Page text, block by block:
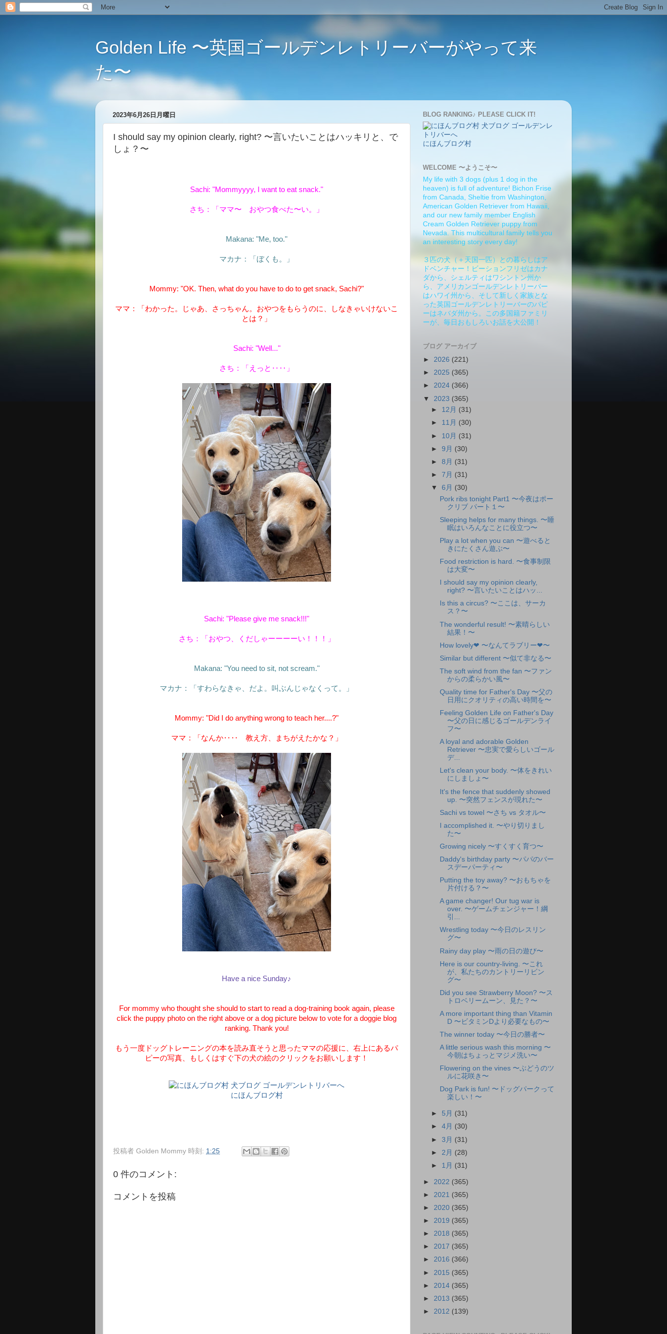
Golden Life 〜英国ゴールデンレトリーバーがやって来
た〜
2023年6月26日月曜日
I should say my opinion clearly, right? 〜言いたいことはハッキリと、で
しょ？〜
Sachi: "Mommyyyy, I want to eat snack."
さち：「ママ〜 おやつ食べた〜い。」
Makana: "Me, too."
マカナ：「ぼくも。」
Mommy: "OK. Then, what do you have to do to get snack, Sachi?"
ママ：「わかった。じゃあ、さっちゃん。おやつをもらうのに、しなきゃいけないこ
とは？」
Sachi: "Well..."
さち：「えっと‥‥」
Sachi: "Please give me snack!!!"
さち：「おやつ、くだしゃーーーーい！！！」
Makana: "You need to sit, not scream."
マカナ：「すわらなきゃ、だよ。叫ぶんじゃなくって。」
Mommy: "Did I do anything wrong to teach her....?"
ママ：「なんか‥‥ 教え方、まちがえたかな？」
Have a nice Sunday♪
For mommy who thought she should to start to read a dog-training book again, please
click the puppy photo on the right above or a dog picture below to vote for a doggie blog
ranking. Thank you!
もう一度ドッグトレーニングの本を読み直そうと思ったママの応援に、右上にあるパ
ピーの写真、もしくはすぐ下の犬の絵のクリックをお願いします！
にほんブログ村
投稿者 Golden Mommy 時刻: 1:25
0 件のコメント:
コメントを投稿
BLOG RANKING♪ PLEASE CLICK IT!
にほんブログ村
WELCOME 〜ようこそ〜
My life with 3 dogs (plus 1 dog in the
heaven) is full of adventure! Bichon Frise
from Canada, Sheltie from Washington,
American Golden Retriever from Hawaii,
and our new family member English
Cream Golden Retriever puppy from
Nevada. This multicultural family tells you
an interesting story every day!
３匹の犬（＋天国一匹）との暮らしはア
ドベンチャー！ビーションフリゼはカナ
ダから、シェルティはワシントン州か
ら、アメリカンゴールデンレトリーバー
はハワイ州から、そして新しく家族とな
った英国ゴールデンレトリーバーのパピ
ーはネバダ州から。この多国籍ファミリ
ーが、毎日おもしろいお話を大公開！
ブログ アーカイブ
► 2026 (221)
► 2025 (365)
► 2024 (366)
▼ 2023 (365)
► 12月 (31)
► 11月 (30)
► 10月 (31)
►9月 (30)
►8月 (31)
►7月 (31)
▼6月 (30)
Pork ribs tonight Part1 〜今夜はポー
クリブ パート１〜
Sleeping helps for many things. 〜睡
眠はいろんなことに役立つ〜
Play a lot when you can 〜遊べると
きにたくさん遊ぶ〜
Food restriction is hard. 〜食事制限
は大変〜
I should say my opinion clearly,
right? 〜言いたいことはハッ...
Is this a circus? 〜ここは、サーカ
ス？〜
The wonderful result! 〜素晴らしい
結果！〜
How lovely❤︎ 〜なんてラブリー❤︎〜
Similar but different 〜似て非なる〜
The soft wind from the fan 〜ファン
からの柔らかい風〜
Quality time for Father's Day 〜父の
日用にクオリティの高い時間を〜
Feeling Golden Life on Father's Day
〜父の日に感じるゴールデンライ
フ〜
A loyal and adorable Golden
Retriever 〜忠実で愛らしいゴール
デ...
Let's clean your body. 〜体をきれい
にしましょ〜
It's the fence that suddenly showed
up. 〜突然フェンスが現れた〜
Sachi vs towel 〜さち vs タオル〜
I accomplished it. 〜やり切りまし
た〜
Growing nicely 〜すくすく育つ〜
Daddy's birthday party 〜パパのバー
スデーパーティ〜
Putting the toy away? 〜おもちゃを
片付ける？〜
A game changer! Our tug war is
over. 〜ゲームチェンジャー！綱
引...
Wrestling today 〜今日のレスリン
グ〜
Rainy day play 〜雨の日の遊び〜
Here is our country-living. 〜これ
が、私たちのカントリーリビン
グ〜
Did you see Strawberry Moon? 〜ス
トロベリームーン、見た？〜
A more important thing than Vitamin
D 〜ビタミンDより必要なもの〜
The winner today 〜今日の勝者〜
A little serious wash this morning 〜
今朝はちょっとマジメ洗い〜
Flowering on the vines 〜ぶどうのツ
ルに花咲き〜
Dog Park is fun! 〜ドッグパークって
楽しい！〜
► 5月 (31)
►4月 (30)
►3月 (31)
► 2月 (28)
► 1月 (31)
► 2022 (365)
► 2021 (365)
► 2020 (365)
► 2019 (365)
► 2018 (365)
► 2017 (365)
► 2016 (366)
► 2015 (365)
► 2014 (365)
► 2013 (365)
► 2012 (139)